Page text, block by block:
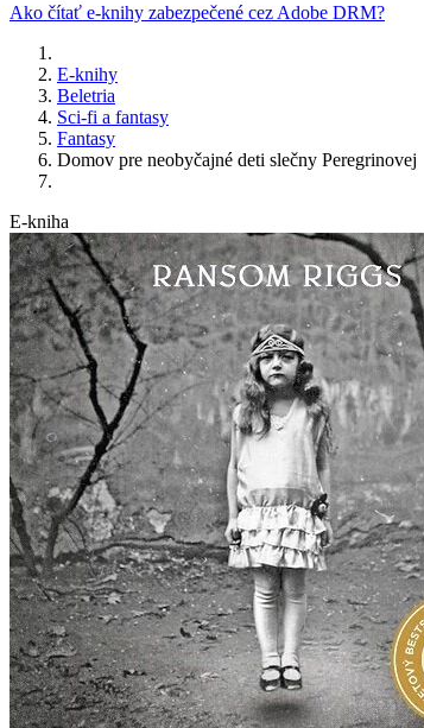
Ako čítať e-knihy zabezpečené cez Adobe DRM?
E-knihy
Beletria
Sci-fi a fantasy
Fantasy
Domov pre neobyčajné deti slečny Peregrinovej
E-kniha